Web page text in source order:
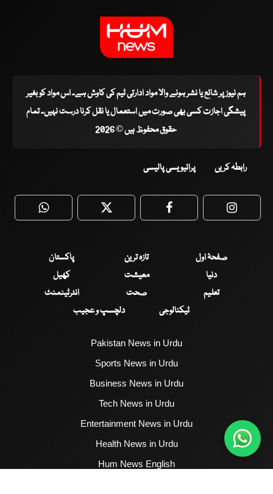
ہم نیوز پر شائع یا نشر ہونے والا مواد ادارتی ٹیم کی کاوش ہے۔ اس مواد کو بغیر
پیشگی اجازت کسی بھی صورت میں استعمال یا نقل کرنا درست نہیں۔ تمام
حقوق محفوظ ہیں © 2026
رابطہ کریں پرائیویسی پالیسی
WhatsApp Twitter Facebook
صفحۂ اول تازہ ترین
پاکستان
دنیا
معیشت
کھیل
تعلیم
صحت
انٹرٹینمنٹ
ٹیکنالوجی
دلچسپ و عجیب
Pakistan News in Urdu
Sports News in Urdu
Business News in Urdu
Tech News in Urdu
Entertainment News in Urdu
Health News in Urdu
Hum News English